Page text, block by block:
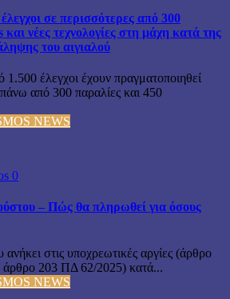
σε περισσότερες από 300
νέες τεχνολογίες στη μάχη κατά της
του αιγιαλού
1.500 έλεγχοι έχουν πραγματοποιηθεί
από 300 παραλίες και 450
NEWS
0
– Πώς θα πληρωθεί για όσους
στις υποχρεωτικές αργίες (άρθρο
203 ΠΔ 62/2025) κατά...
NEWS